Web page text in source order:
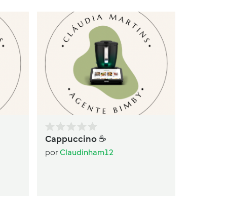
Cappuccino ☕️
porClaudinham12